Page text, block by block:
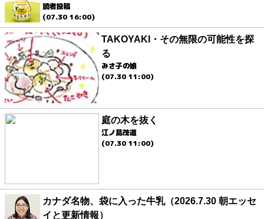
読者投稿
(07.30 16:00)
TAKOYAKI・その無限の可能性を探
る
みさ子の娘
(07.30 11:00)
庭の木を抜く
江ノ島茂道
(07.30 11:00)
カナダ名物、袋に入った牛乳（2026.7.30 朝エッセ
イと更新情報）